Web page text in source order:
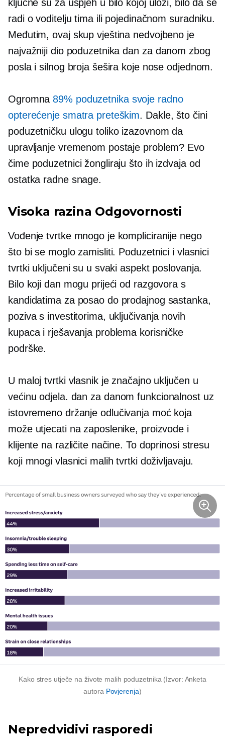
ključne su za uspjeh u bilo kojoj ulozi, bilo da se
radi o voditelju tima ili pojedinačnom suradniku.
Međutim, ovaj skup vještina nedvojbeno je
najvažniji dio poduzetnikadan za danom zbog
posla i silnog broja šešira koje nose odjednom.
Ogromna 89% poduzetnika svoje radno
opterećenje smatra preteškim. Dakle, što čini
poduzetničku ulogu toliko izazovnom da
upravljanje vremenom postaje problem? Evo
čime poduzetnici žongliraju što ih izdvaja od
ostatka radne snage.
Visoka razina Odgovornosti
Vođenje tvrtke mnogo je kompliciranije nego
što bi se moglo zamisliti. Poduzetnici i vlasnici
tvrtki uključeni su u svaki aspekt poslovanja.
Bilo koji dan mogu prijeći od razgovora s
kandidatima za posao do prodajnog sastanka,
poziva s investitorima, uključivanja novih
kupaca i rješavanja problema korisničke
podrške.
U maloj tvrtki vlasnik je značajno uključen u
većinu odjela. dan za danom funkcionalnost uz
istovremeno držanje odlučivanjamoć koja
može utjecati na zaposlenike, proizvode i
klijente na različite načine. To doprinosi stresu
koji mnogi vlasnici malih tvrtki doživljavaju.
Kako stres utječe na živote malih poduzetnika (Izvor: Anketa
autora Povjerenja)
Nepredvidivi rasporedi